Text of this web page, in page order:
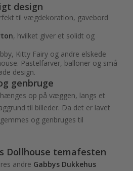
design
til vægdekoration, gavebord
, hvilket giver et solidt og
Kitty Fairy og andre elskede
Pastelfarver, balloner og små
design.
genbruge
op på væggen, langs et
til billeder. Da det er lavet
og genbruges til
Dollhouse temafesten
andre Gabbys Dukkehus